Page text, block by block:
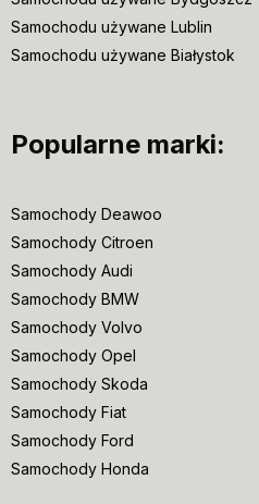
Samochodu używane Lublin
Samochodu używane Białystok
Popularne marki:
Samochody Deawoo
Samochody Citroen
Samochody Audi
Samochody BMW
Samochody Volvo
Samochody Opel
Samochody Skoda
Samochody Fiat
Samochody Ford
Samochody Honda